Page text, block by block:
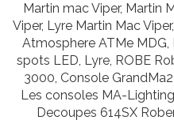
Martin mac Viper, Martin
Viper, Lyre Martin Mac
Atmosphere ATMe
spots LED, Lyre, ROBE
3000, Console
Les consoles MA-
Decoupes 614SX